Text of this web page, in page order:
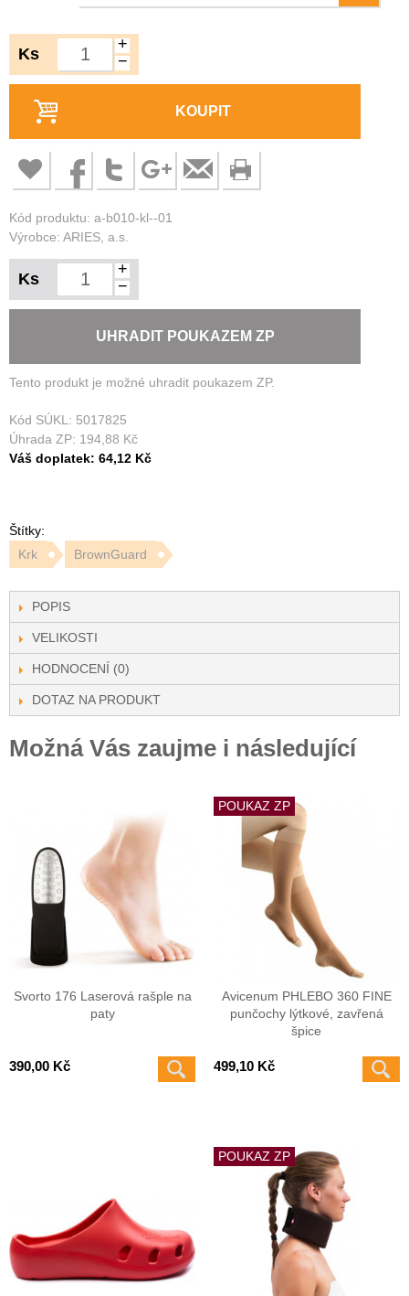
Ks
+
−
KOUPIT
Kód produktu: a-b010-kl--01
Výrobce: ARIES, a.s.
Ks
+
−
UHRADIT POUKAZEM ZP
Tento produkt je možné uhradit poukazem ZP.
Kód SÚKL: 5017825
Úhrada ZP: 194,88 Kč
Váš doplatek: 64,12 Kč
Štítky:
Krk
BrownGuard
POPIS
VELIKOSTI
HODNOCENÍ (0)
DOTAZ NA PRODUKT
Možná Vás zaujme i následující
Svorto 176 Laserová rašple na
paty
390,00 Kč
POUKAZ ZP
Avicenum PHLEBO 360 FINE
punčochy lýtkové, zavřená
špice
499,10 Kč
POUKAZ ZP